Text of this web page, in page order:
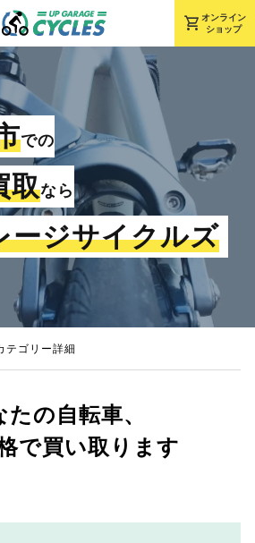
shopping_cart オンライン
ショップ
での
取なら
ージサイクルズ
テゴリー詳細
たの自転車、
で買い取ります